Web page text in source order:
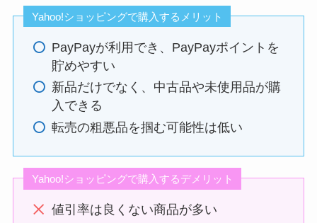
Yahoo!ショッピングで購入するメリット
PayPayが利用でき、PayPayポイントを
貯めやすい
新品だけでなく、中古品や未使用品が購
入できる
転売の粗悪品を掴む可能性は低い
Yahoo!ショッピングで購入するデメリット
値引率は良くない商品が多い